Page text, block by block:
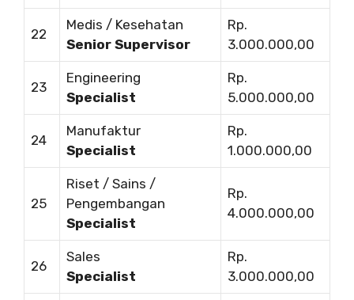
22
Medis / Kesehatan
Senior Supervisor
Rp.
3.000.000,00
23
Engineering
Specialist
Rp.
5.000.000,00
24
Manufaktur
Specialist
Rp.
1.000.000,00
25
Riset / Sains /
Pengembangan
Specialist
Rp.
4.000.000,00
26
Sales
Specialist
Rp.
3.000.000,00